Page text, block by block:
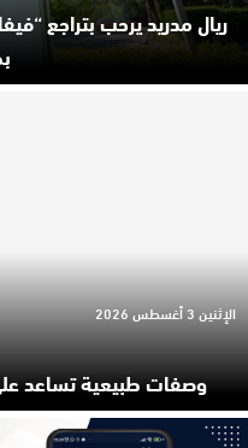
ريال مدريد يرحب بتراجع
وصفات طبيعية تساعد
الإثنين 3 أغسطس 2026